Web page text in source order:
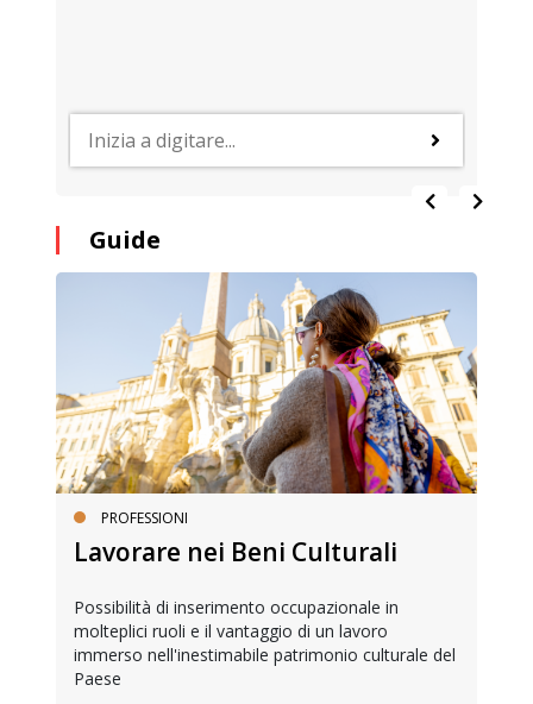
Guide
PROFESSIONI
Lavorare nei Beni Culturali
Possibilità di inserimento occupazionale in
molteplici ruoli e il vantaggio di un lavoro
immerso nell'inestimabile patrimonio culturale del
Paese